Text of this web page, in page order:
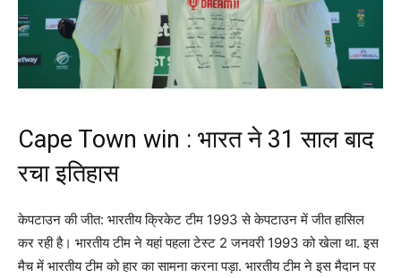
Cape Town win : भारत ने 31 साल बाद
रचा इतिहास
केपटाउन की जीत: भारतीय क्रिकेट टीम 1993 से केपटाउन में जीत हासिल
कर रही है। भारतीय टीम ने यहां पहला टेस्ट 2 जनवरी 1993 को खेला था. इस
मैच में भारतीय टीम को हार का सामना करना पड़ा. भारतीय टीम ने इस मैदान पर